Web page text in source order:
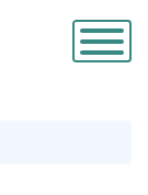
Přepnout
navigaci